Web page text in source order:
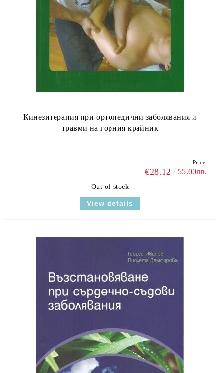
Кинезитерапия при ортопедични заболявания и
травми на горния крайник
Price:
€28.12 55.00лв.
Out of stock
View details